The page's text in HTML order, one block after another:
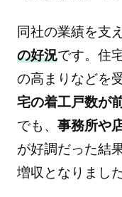
同社の業績を支
の好況です。住
の高まりなどを
宅の着工戸数が
でも、 事務所や
が好調だった結
増収となりました